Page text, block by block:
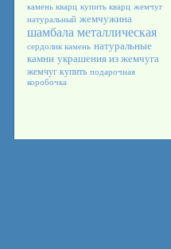
камень кварц купить кварц жемчуг
натуральный жемчужина
шамбала металлическая
сердолик камень натуральные
камни украшения из жемчуга
жемчуг купить подарочная
коробочка